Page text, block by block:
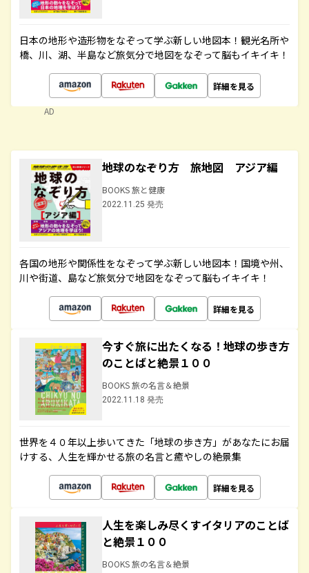
日本の地形や造形物をなぞって学ぶ新しい地図本！観光名所や
橋、川、湖、半島など旅気分で地図をなぞって脳もイキイキ！
詳細を見る
AD
地球のなぞり方 旅地図 アジア編
BOOKS 旅と健康
2022.11.25 発売
各国の地形や関係性をなぞって学ぶ新しい地図本！国境や州、
川や街道、島など旅気分で地図をなぞって脳もイキイキ！
詳細を見る
今すぐ旅に出たくなる！地球の歩き方
のことばと絶景１００
BOOKS 旅の名言＆絶景
2022.11.18 発売
世界を４０年以上歩いてきた「地球の歩き方」があなたにお届
けする、人生を輝かせる旅の名言と癒やしの絶景集
詳細を見る
人生を楽しみ尽くすイタリアのことば
と絶景１００
BOOKS 旅の名言＆絶景